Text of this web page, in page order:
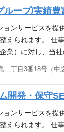
企業の一員とし
ービスを提供し
ープ/実績
ンサービスを
えられます。
業）に対し、当
ッションとなり
とのコミュニケ
・チーム連携を
ープのヘルス
用頂いておりま
開発・保守
ンサービスを
えられます。 仕